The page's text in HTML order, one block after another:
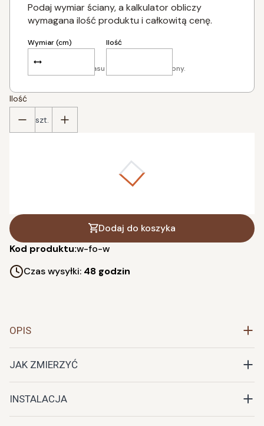
Podaj wymiar ściany, a kalkulator obliczy
wymagana ilość produktu i całkowitą cenę.
Wymiar (cm) Ilość
Dodaj po 5 cm zapasu tapety z każdej strony.
Ilość
szt.
podaj szer. ściany w cm (dodaj 5 cm)
Dodaj do koszyka
Kod produktu:w-fo-w
Czas wysyłki: 48 godzin
OPIS
JAK ZMIERZYĆ
INSTALACJA